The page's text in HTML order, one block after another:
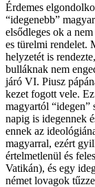
Érdemes
“idegenebb”
elsődleges ok a
es türelmi rendelet.
helyzetét is
bulláknak nem
járó VI. Piusz
kezet fogott vele.
magyartól “idegen”
napig is idegennek
ennek az
magyarral, ezért
értelmetlenül és
Vatikán), és egy
német lovagok